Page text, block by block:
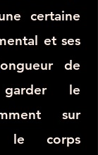
certaine
et ses
de
le
sur
le corps